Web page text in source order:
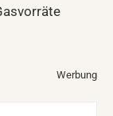
Werbung